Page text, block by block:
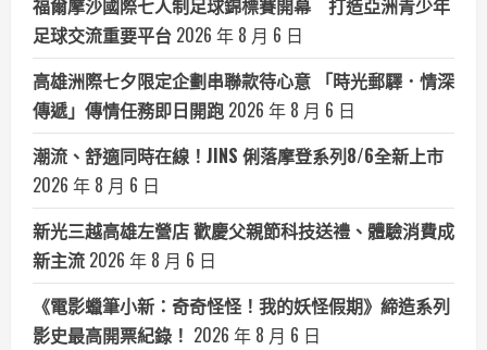
福爾摩沙國際七人制足球錦標賽開幕 打造亞洲青少年
足球交流重要平台 2026 年 8 月 6 日
高雄洲際七夕限定企劃串聯款待心意 「時光郵驛．情深
傳遞」傳情任務即日開跑 2026 年 8 月 6 日
潮流、舒適同時在線！JINS 俐落摩登系列8/6全新上市
2026 年 8 月 6 日
新光三越高雄左營店 歡慶父親節科技送禮、體驗消費成
新主流 2026 年 8 月 6 日
《電影蠟筆小新：奇奇怪怪！我的妖怪假期》締造系列
影史最高開票紀錄！ 2026 年 8 月 6 日